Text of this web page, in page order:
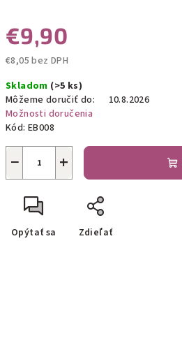
€9,90
€8,05 bez DPH
cena:
Skladom (>5 ks)
Môžeme doručiť do:
10.8.2026
Možnosti doručenia
Kód: EB008
+
−
Opýtať sa Zdieľať